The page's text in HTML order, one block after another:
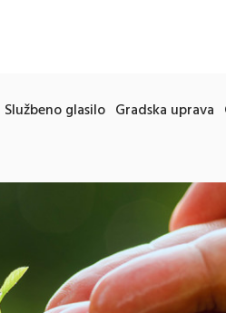
Službeno glasilo Gradska uprava